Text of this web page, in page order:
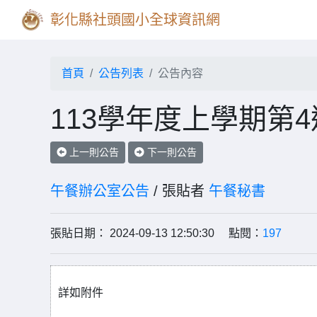
彰化縣社頭國小全球資訊網
首頁 公告列表 公告內容
113學年度上學期第
上一則公告 下一則公告
午餐辦公室公告 / 張貼者 午餐秘書
張貼日期： 2024-09-13 12:50:30 點閱： 197
詳如附件